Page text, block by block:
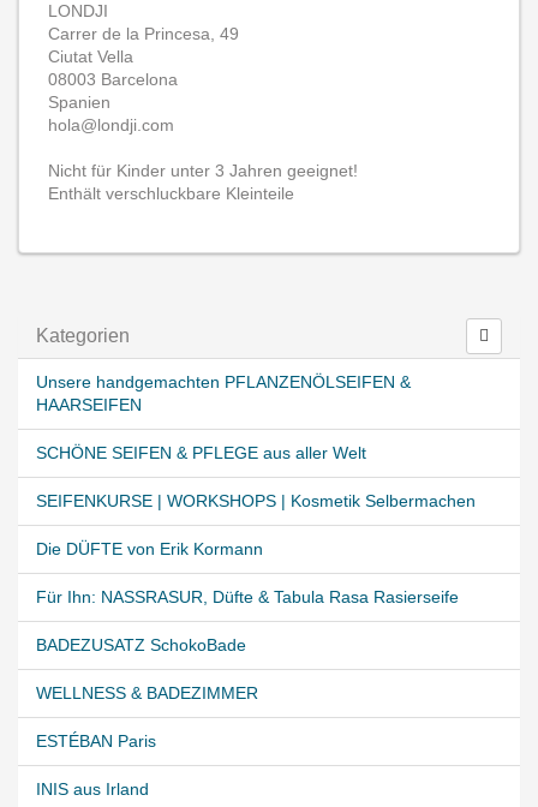
LONDJI
Carrer de la Princesa, 49
Ciutat Vella
08003 Barcelona
Spanien
hola@londji.com
Nicht für Kinder unter 3 Jahren geeignet!
Enthält verschluckbare Kleinteile
Kategorien
Unsere handgemachten PFLANZENÖLSEIFEN &
HAARSEIFEN
SCHÖNE SEIFEN & PFLEGE aus aller Welt
SEIFENKURSE | WORKSHOPS | Kosmetik Selbermachen
Die DÜFTE von Erik Kormann
Für Ihn: NASSRASUR, Düfte & Tabula Rasa Rasierseife
BADEZUSATZ SchokoBade
WELLNESS & BADEZIMMER
ESTÉBAN Paris
INIS aus Irland